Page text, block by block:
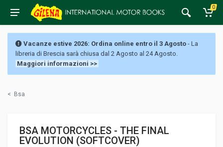
0
Vacanze estive 2026: Ordina online entro il 3 Agosto - La
libreria di Brescia sarà chiusa dal 2 Agosto al 24 Agosto.
Maggiori informazioni >>
< Bsa
BSA MOTORCYCLES - THE FINAL
EVOLUTION (SOFTCOVER)